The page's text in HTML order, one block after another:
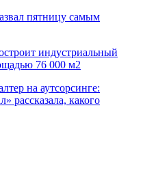
пятницу самым
индустриальный
76 000 м2
на аутсорсинге:
рассказала, какого